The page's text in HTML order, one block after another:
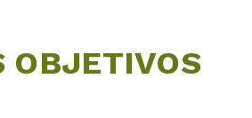
OBJETIVOS